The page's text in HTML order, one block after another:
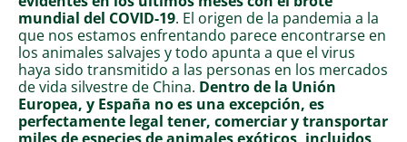
mundial del COVID-19. El origen de la pandemia a la
que nos estamos enfrentando parece encontrarse en
los animales salvajes y todo apunta a que el virus
haya sido transmitido a las personas en los mercados
de vida silvestre de China. Dentro de la Unión
Europea, y España no es una excepción, es
perfectamente legal tener, comerciar y transportar